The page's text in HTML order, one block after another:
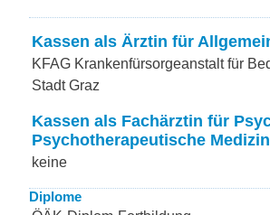
Kassen als Ärztin für
KFAG Krankenfürsorgeanstalt für
Stadt Graz
Kassen als Fachärztin für
Psychotherapeutische Medizin
keine
Diplome